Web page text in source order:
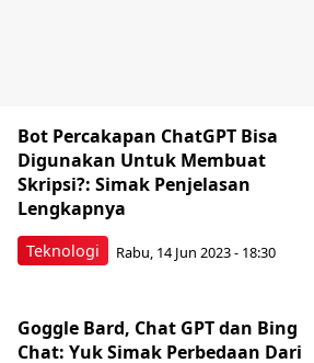
Teknologi
Bot Percakapan ChatGPT Bisa
Digunakan Untuk Membuat
Skripsi?: Simak Penjelasan
Lengkapnya
Rabu, 14 Jun 2023 - 18:30
Goggle Bard, Chat GPT dan Bing
Chat: Yuk Simak Perbedaan Dari